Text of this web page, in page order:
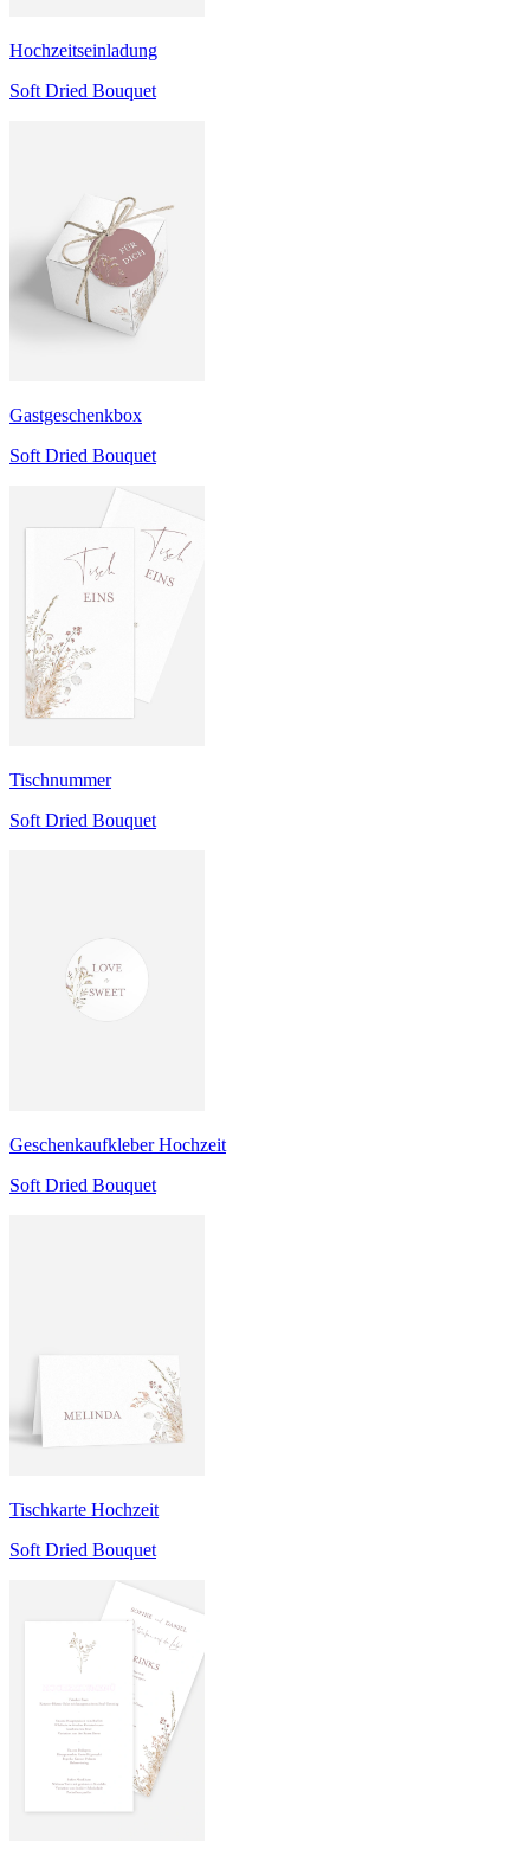
Hochzeitseinladung
Soft Dried Bouquet
Gastgeschenkbox
Soft Dried Bouquet
Tischnummer
Soft Dried Bouquet
Geschenkaufkleber Hochzeit
Soft Dried Bouquet
Tischkarte Hochzeit
Soft Dried Bouquet